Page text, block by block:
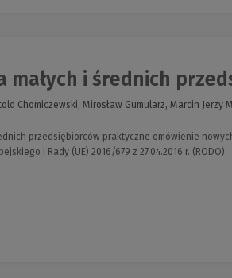
małych i średnich
Chomiczewski, Mirosław Gumularz, Marcin Jerzy
przedsiębiorców praktyczne omówienie
i Rady (UE) 2016/679 z 27.04.2016 r. (RODO).